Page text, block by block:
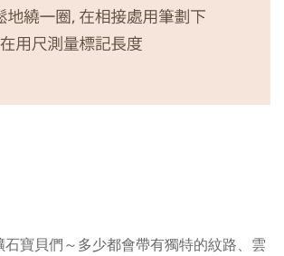
石寶貝們～多少都會帶有獨特的紋路、雲